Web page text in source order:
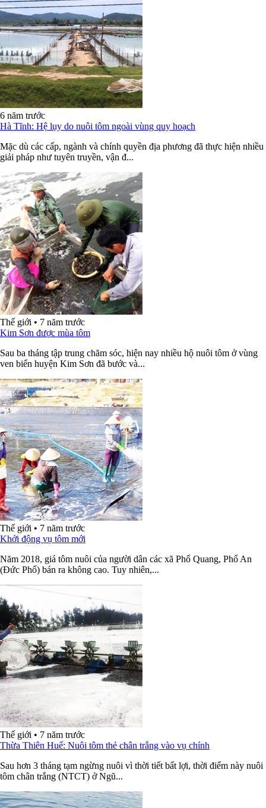
6 năm trước
Hà Tĩnh: Hệ lụy do nuôi tôm ngoài vùng quy hoạch
Mặc dù các cấp, ngành và chính quyền địa phương đã thực hiện nhiều
giải pháp như tuyên truyền, vận đ...
Thế giới • 7 năm trước
Kim Sơn được mùa tôm
Sau ba tháng tập trung chăm sóc, hiện nay nhiều hộ nuôi tôm ở vùng
ven biển huyện Kim Sơn đã bước và...
Thế giới • 7 năm trước
Khởi động vụ tôm mới
Năm 2018, giá tôm nuôi của người dân các xã Phổ Quang, Phổ An
(Đức Phổ) bán ra không cao. Tuy nhiên,...
Thế giới • 7 năm trước
Thừa Thiên Huế: Nuôi tôm thẻ chân trắng vào vụ chính
Sau hơn 3 tháng tạm ngừng nuôi vì thời tiết bất lợi, thời điểm này nuôi
tôm chân trắng (NTCT) ở Ngũ...